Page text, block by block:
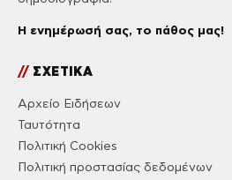
Η ενημέρωσή σας, το πάθος μας!
//ΣΧΕΤΙΚΑ
Αρχείο Ειδήσεων
Ταυτότητα
Πολιτική Cookies
Πολιτική προστασίας δεδομένων